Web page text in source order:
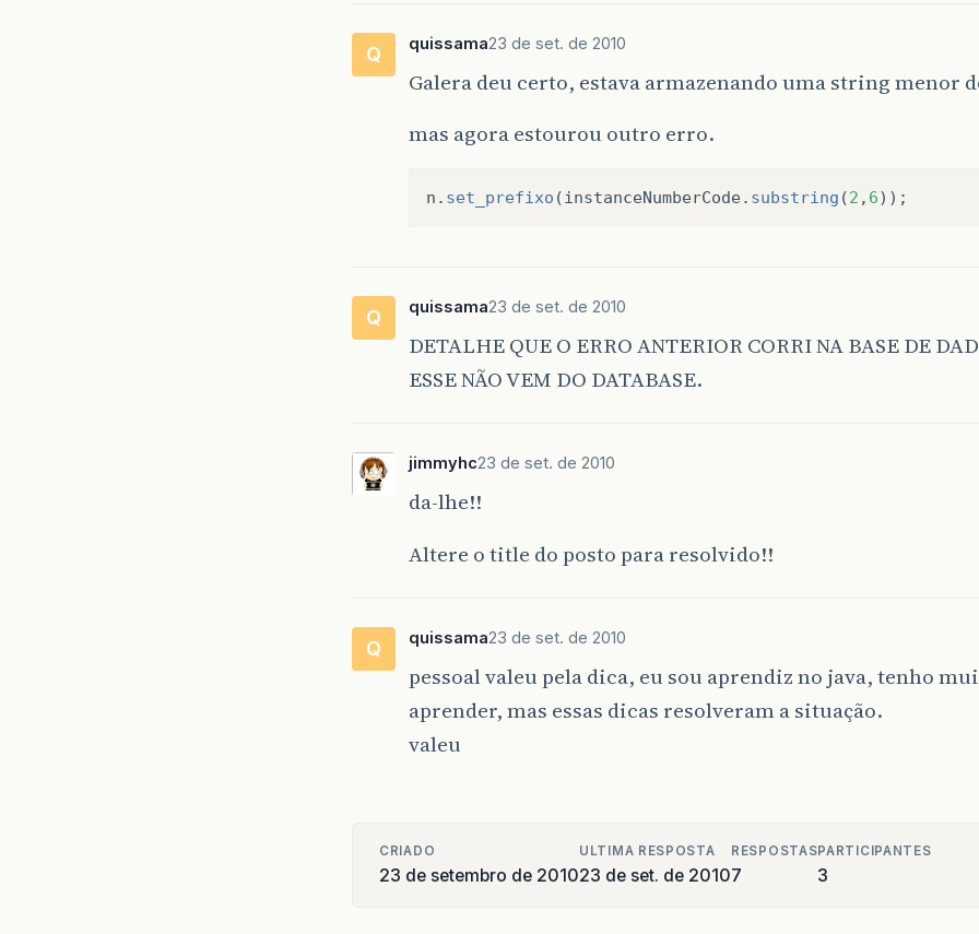
Q quissama23 de set. de 2010
Galera deu certo, estava armazenando uma string menor
mas agora estourou outro erro.
n . set_prefixo (instanceNumberCode. substring (2 , 6));
Q quissama23 de set. de 2010
DETALHE QUE O ERRO ANTERIOR CORRI NA BASE DE
ESSE NÃO VEM DO DATABASE.
jimmyhc23 de set. de 2010
da-lhe!!
Altere o title do posto para resolvido!!
Q quissama23 de set. de 2010
pessoal valeu pela dica, eu sou aprendiz no java, tenho
aprender, mas essas dicas resolveram a situação.
valeu
CRIADO
23 de setembro de 2010
ULTIMA RESPOSTA
23 de set. de 2010
RESPOSTAS
7
PARTICIPANTES
3